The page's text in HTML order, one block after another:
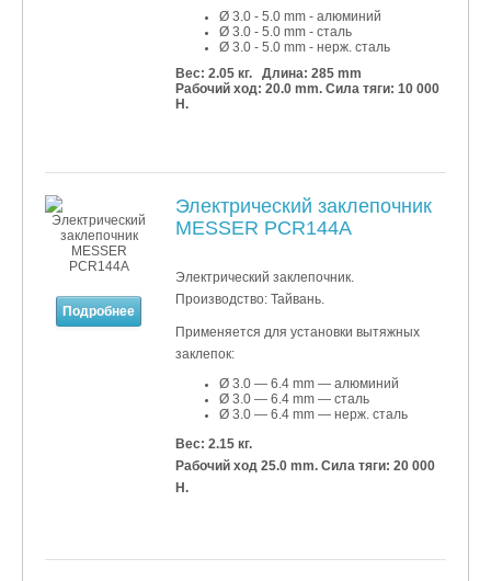
Ø 3.0 - 5.0 mm - алюминий
Ø 3.0 - 5.0 mm - сталь
Ø 3.0 - 5.0 mm - нерж. сталь
Вес: 2.05 кг. Длина: 285 mm
Рабочий ход: 20.0 mm. Сила тяги: 10 000
Н.
Подробнее
Электрический заклепочник
MESSER PCR144A
Электрический заклепочник.
Производство: Тайвань.
Применяется для установки вытяжных
заклепок:
Ø 3.0 — 6.4 mm — алюминий
Ø 3.0 — 6.4 mm — сталь
Ø 3.0 — 6.4 mm — нерж. сталь
Вес: 2.15 кг.
Рабочий ход 25.0 mm. Сила тяги: 20 000
Н.